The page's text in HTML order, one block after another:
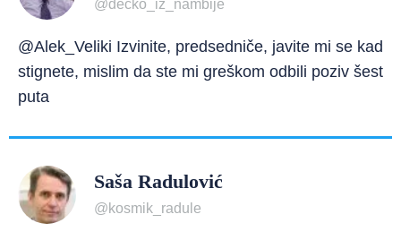
@decko_iz_nambije
@Alek_Veliki Izvinite, predsedniče, javite mi se kad
stignete, mislim da ste mi greškom odbili poziv šest
puta
Saša Radulović
@kosmik_radule